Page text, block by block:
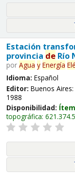
Estación
provincia deRío
por Agua y Energía
Idioma: Español
Editor: Buenos Aires:
1988
Disponibilidad:
topográfica: